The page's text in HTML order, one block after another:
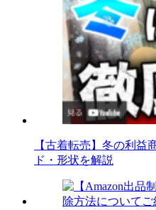
【古着転売】冬の利益
ド・形状を解説